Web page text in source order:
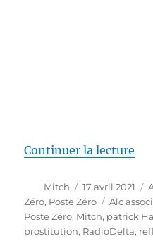
Continuer la lecture
Auteur
Mitch
Publié
le
17 avril 2021
Zéro, Poste Zéro Alc
Poste Zéro, Mitch, patrick
prostitution, RadioDelta,